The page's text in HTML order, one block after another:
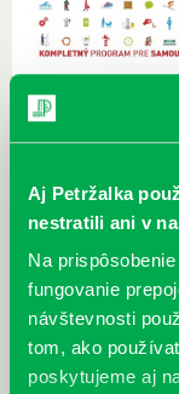
Aj Petržalka
nestratili ani v
Na
fungovanie
návštevnosti
tom, ako
poskytujeme aj